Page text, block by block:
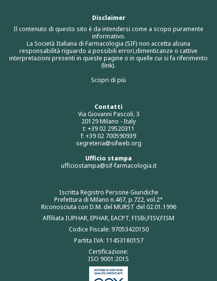
Contatti
Via Giovanni Pascoli, 3
20129 Milano - Italy
t: +39 02 29520311
f: +39 02 700590939
segreteria@sifweb.org
Ufficio stampa
ufficiostampa@sif-farmacologia.it
Iscritta Registro Persone Giuridiche
Prefettura di Milano n.467, p.722, vol.2°
Riconosciuta con D.M. del MURST del 02.01.1996
Affiliata IUPHAR, EPHAR, EACPT, FISBi,FISV,FISM
Codice Fiscale: 97053420150
Partita IVA: 11453180157
Certificazione:
ISO 9001:2015
Disclaimer
Il contenuto di questo sito è da intendersi come a scopo puramente
informativo.
La Società Italiana di Farmacologia (SIF) non accetta alcuna
responsabilità riguardo a possibili errori,dimenticanze o cattive
interpretazioni presenti in queste pagine o in quelle cui si fa riferimento
(link).
Scopri di più